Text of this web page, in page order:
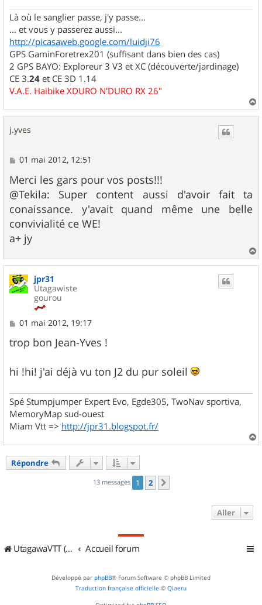
Là où le sanglier passe, j'y passe...
... et vous y passerez aussi...
http://picasaweb.google.com/luidji76
GPS GaminForetrex201 (suffisant dans bien des cas)
2 GPS BAYO: Exploreur 3 V3 et XC (découverte/jardinage)
CE 3.24 et CE 3D 1.14
V.A.E. Haibike XDURO N'DURO RX 26"
a
j.yves
M
s
s
a
g
e
01 mai 2012, 12:51
Merci les gars pour vos posts!!!
@Tekila: Super content aussi d'avoir fait ta
conaissance. y'avait quand même une belle
convivialité ce WE!
a+ jy
a
jpr31
Utagawiste
gourou
M
s
s
g
e
01 mai 2012, 19:17
trop bon Jean-Yves !
hi !hi! j'ai déjà vu ton J2 du pur soleil
Spé Stumpjumper Expert Evo, Egde305, TwoNav sportiva,
MemoryMap sud-ouest
Miam Vtt => http://jpr31.blogspot.fr/
a
Répondre
13 messages 1 2
Aller
UtagawaVTT (Randos VTT et VTTAE avec traces GPS) Accueil forum
Développé par phpBB® Forum Software © phpBB Limited
Traduction française officielle © Qiaeru